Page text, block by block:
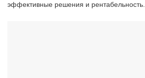
эффективные решения и рентабельность.